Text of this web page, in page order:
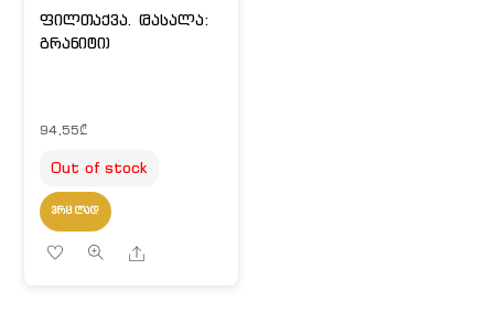
ფილთაქვა. (მასალა:
გრანიტი)
94,55₾
Out of stock
ᲕᲠᲪᲚᲐᲓ
Share